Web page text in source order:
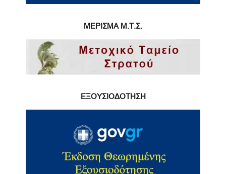
ΜΕΡΙΣΜΑ Μ.Τ.Σ.
ΕΞΟΥΣΙΟΔΟΤΗΣΗ